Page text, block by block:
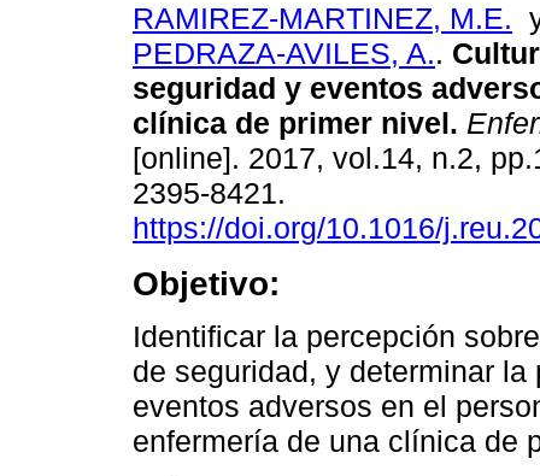
RAMIREZ-MARTINEZ, M.E.
PEDRAZA-AVILES, A..
seguridad y eventos
clínica de primer nivel.
[online]. 2017, vol.14, n.2,
2395-8421.
https://doi.org/10.1016/
Objetivo:
Identiﬁcar la percepción
de seguridad, y determinar la
eventos adversos en el
enfermería de una clínica de